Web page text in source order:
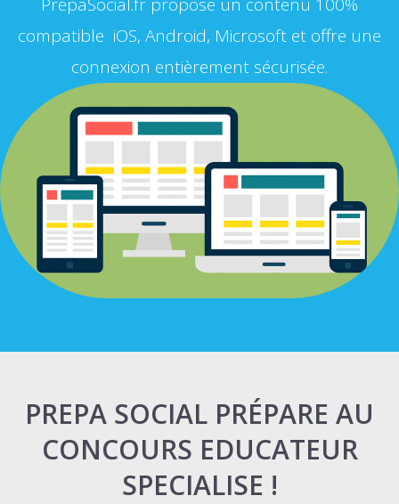
compatible iOS, Android, Microsoft et offre une
connexion entièrement sécurisée.
PREPA SOCIAL PRÉPARE AU
CONCOURS EDUCATEUR
SPECIALISE !